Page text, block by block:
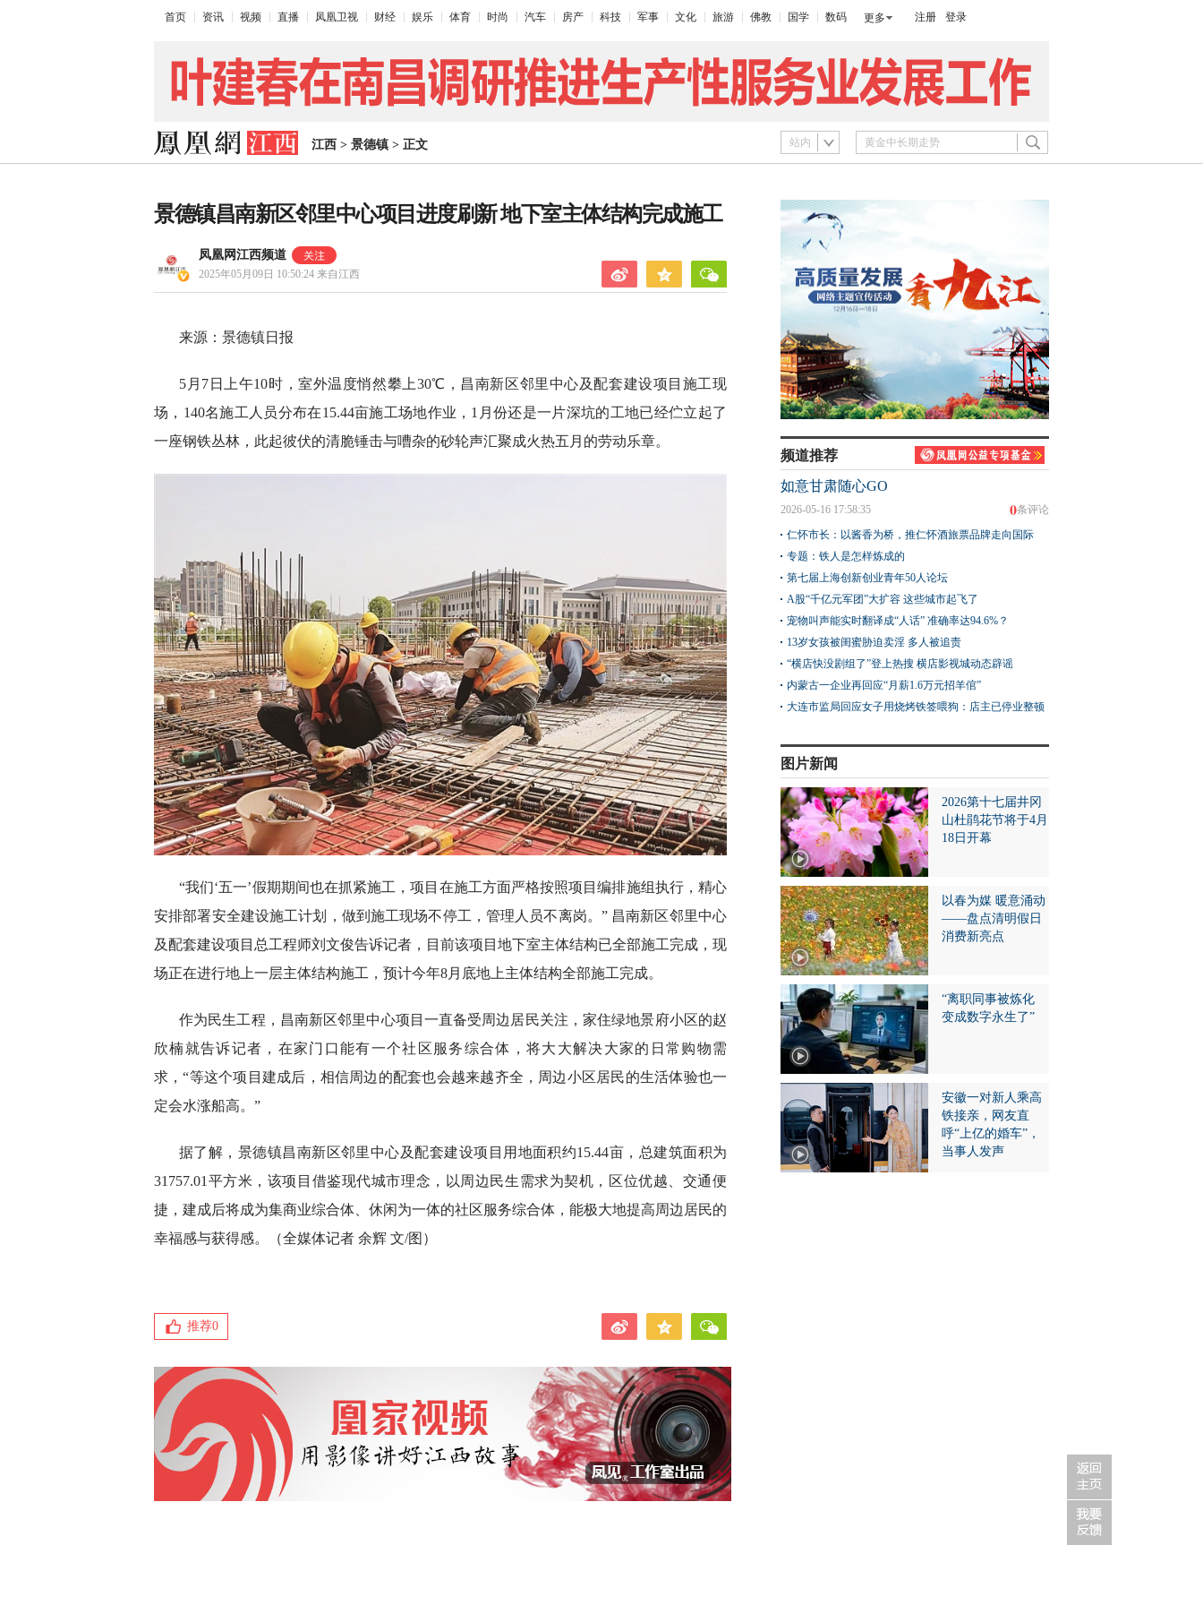
首页 资讯 视频 直播 凤凰卫视 财经 娱乐 体育 时尚 汽车 房产 科技 军事 文化 旅游 佛教 国学 数码 更多 注册 登录
江西 > 景德镇 > 正文 站内
景德镇昌南新区邻里中心项目进度刷新 地下室主体结构完成施工
凤凰网江西频道
2025年05月09日 10:50:24 来自江西
来源：景德镇日报
5月7日上午10时，室外温度悄然攀上30℃，昌南新区邻里中心及配套建设项目施工现
场，140名施工人员分布在15.44亩施工场地作业，1月份还是一片深坑的工地已经伫立起了
一座钢铁丛林，此起彼伏的清脆锤击与嘈杂的砂轮声汇聚成火热五月的劳动乐章。
“我们‘五一’假期期间也在抓紧施工，项目在施工方面严格按照项目编排施组执行，精心
安排部署安全建设施工计划，做到施工现场不停工，管理人员不离岗。” 昌南新区邻里中心
及配套建设项目总工程师刘文俊告诉记者，目前该项目地下室主体结构已全部施工完成，现
场正在进行地上一层主体结构施工，预计今年8月底地上主体结构全部施工完成。
作为民生工程，昌南新区邻里中心项目一直备受周边居民关注，家住绿地景府小区的赵
欣楠就告诉记者，在家门口能有一个社区服务综合体，将大大解决大家的日常购物需
求，“等这个项目建成后，相信周边的配套也会越来越齐全，周边小区居民的生活体验也一
定会水涨船高。”
据了解，景德镇昌南新区邻里中心及配套建设项目用地面积约15.44亩，总建筑面积为
31757.01平方米，该项目借鉴现代城市理念，以周边民生需求为契机，区位优越、交通便
捷，建成后将成为集商业综合体、休闲为一体的社区服务综合体，能极大地提高周边居民的
幸福感与获得感。（全媒体记者 余辉 文/图）
推荐0
频道推荐
如意甘肃随心GO
0条评论
2026-05-16 17:58:35
仁怀市长：以酱香为桥，推仁怀酒旅票品牌走向国际
专题：铁人是怎样炼成的
第七届上海创新创业青年50人论坛
A股“千亿元军团”大扩容 这些城市起飞了
宠物叫声能实时翻译成“人话” 准确率达94.6%？
13岁女孩被闺蜜胁迫卖淫 多人被追责
“横店快没剧组了”登上热搜 横店影视城动态辟谣
内蒙古一企业再回应“月薪1.6万元招羊倌”
大连市监局回应女子用烧烤铁签喂狗：店主已停业整顿
图片新闻
2026第十七届井冈
山杜鹃花节将于4月
18日开幕
以春为媒 暖意涌动
——盘点清明假日
消费新亮点
“离职同事被炼化
变成数字永生了”
安徽一对新人乘高
铁接亲，网友直
呼“上亿的婚车”，
当事人发声